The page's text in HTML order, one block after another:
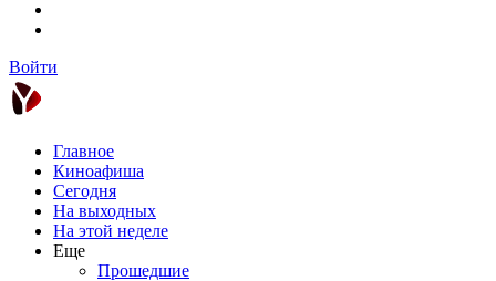
Войти
Главное
Киноафиша
Сегодня
На выходных
На этой неделе
Еще
Прошедшие